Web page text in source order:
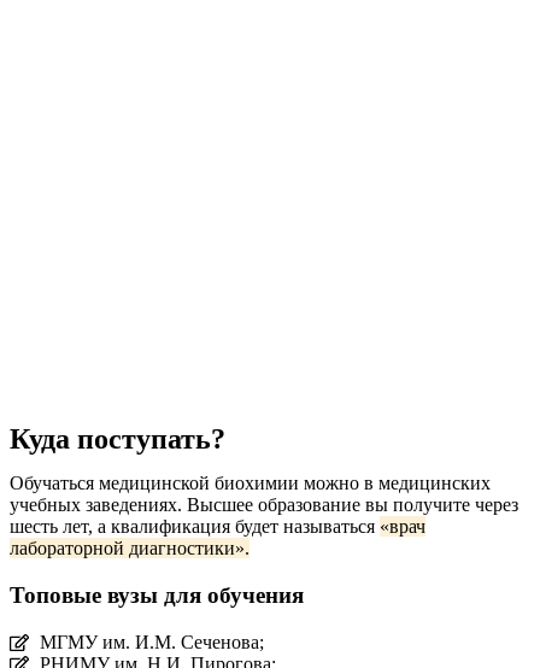
Куда поступать?
Обучаться медицинской биохимии можно в медицинских
учебных заведениях. Высшее образование вы получите через
шесть лет, а квалификация будет называться «врач
лабораторной диагностики».
Топовые вузы для обучения
МГМУ им. И.М. Сеченова;
РНИМУ им. Н.И. Пирогова;